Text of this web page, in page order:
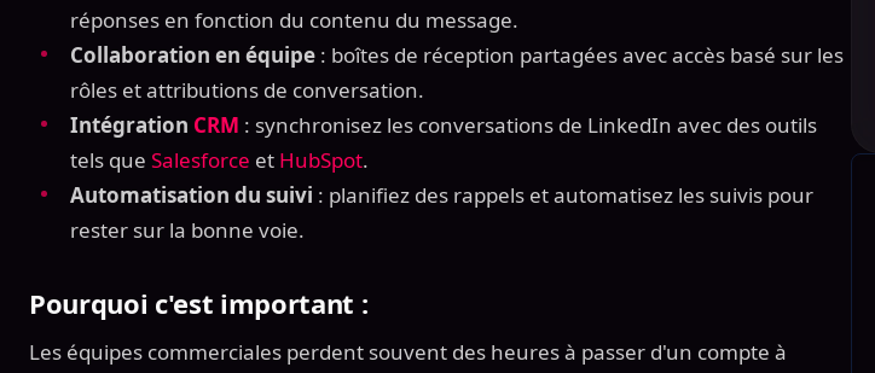
réponses en fonction du contenu du message.
Collaboration en équipe : boîtes de réception partagées avec accès basé sur les
rôles et attributions de conversation.
Intégration CRM : synchronisez les conversations de LinkedIn avec des outils
tels que Salesforce et HubSpot.
Automatisation du suivi : planifiez des rappels et automatisez les suivis pour
rester sur la bonne voie.
Pourquoi c'est important :
Les équipes commerciales perdent souvent des heures à passer d'un compte à